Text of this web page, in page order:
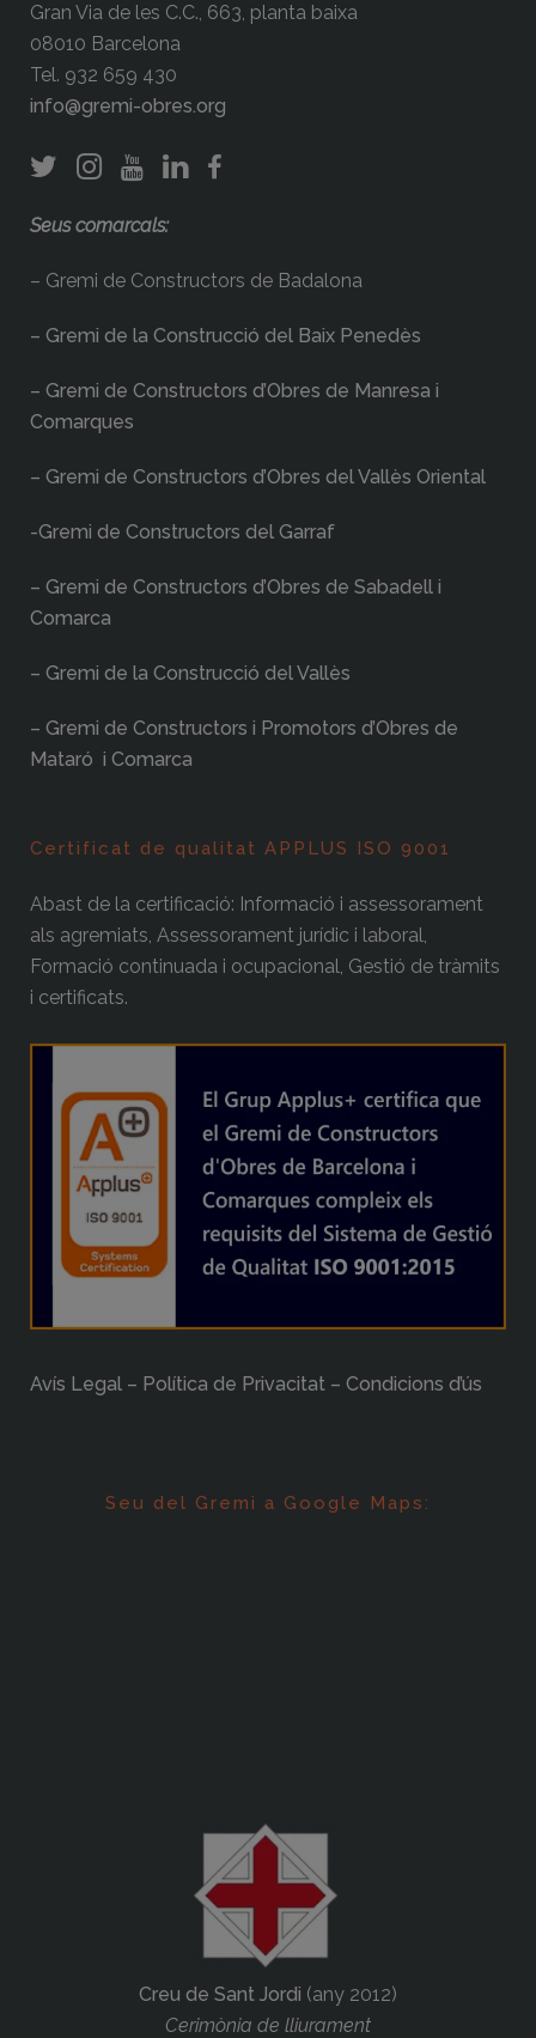
Gran Via de les C.C., 663, planta baixa
08010 Barcelona
Tel. 932 659 430
info@gremi-obres.org
Seus comarcals:
– Gremi de Constructors de Badalona
– Gremi de la Construcció del Baix Penedès
– Gremi de Constructors d’Obres de Manresa i
Comarques
– Gremi de Constructors d’Obres del Vallès Oriental
-Gremi de Constructors del Garraf
– Gremi de Constructors d’Obres de Sabadell i
Comarca
– Gremi de la Construcció del Vallès
– Gremi de Constructors i Promotors d’Obres de
Mataró i Comarca
Certificat de qualitat APPLUS ISO 9001
Abast de la certificació: Informació i assessorament
als agremiats, Assessorament jurídic i laboral,
Formació continuada i ocupacional, Gestió de tràmits
i certificats.
Avís Legal – Política de Privacitat – Condicions d’ús
Seu del Gremi a Google Maps:
Creu de Sant Jordi (any 2012)
Cerimònia de lliurament